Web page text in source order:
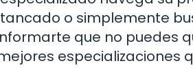
o simplemente
que no puedes
especializaciones